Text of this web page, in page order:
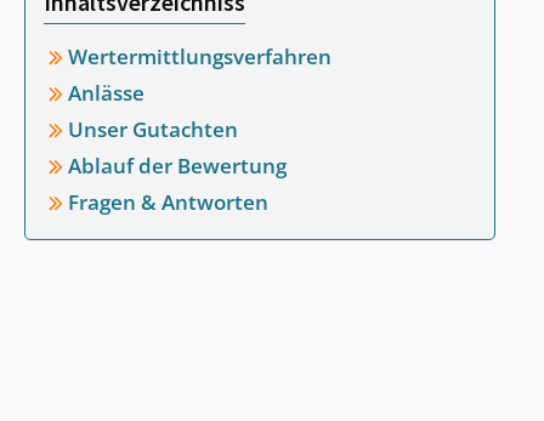
Wertermittlungsverfahren
Anlässe
Unser Gutachten
Ablauf der Bewertung
Fragen & Antworten